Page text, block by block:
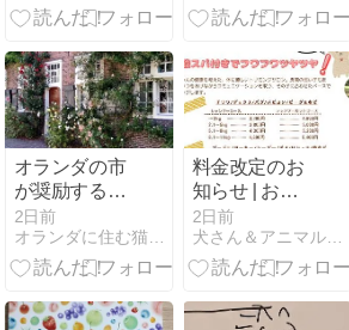
のメッセー
オランダの市
が奨励する
「街の緑化推
進」☆花壇作
ってみた
2日前
オランダに住む猫シャルルの日記
料金改定のお
知らせ | お散
歩ペット
2日前
犬さん＆アニマルコミュニケーション